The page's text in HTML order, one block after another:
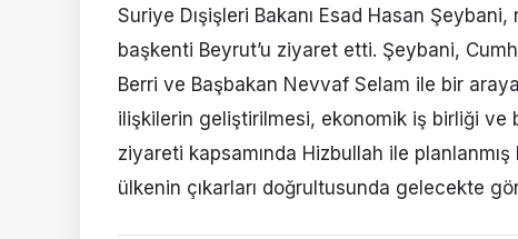
Suriye Dışişleri Bakanı Esad Hasan
başkenti Beyrut’u ziyaret etti. Şeybani,
Berri ve Başbakan Nevvaf Selam ile bir
ilişkilerin geliştirilmesi, ekonomik iş birliği ve
ziyareti kapsamında Hizbullah ile
ülkenin çıkarları doğrultusunda gelecekte